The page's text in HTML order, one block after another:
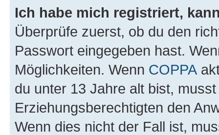
Ich habe mich registriert,
Überprüfe zuerst, ob du den
Passwort eingegeben hast.
Möglichkeiten. Wenn COPPA
du unter 13 Jahre alt bist,
Erziehungsberechtigten den
Wenn dies nicht der Fall ist,